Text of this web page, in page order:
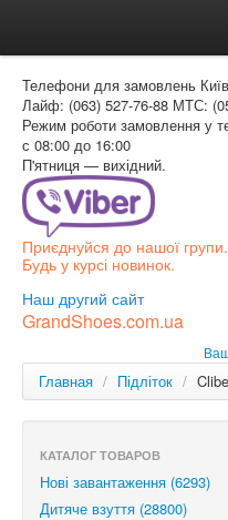
Доставка и оплата
Как заказать
Контакти
Таблиця розмірів
Вхід для покупця
Телефони для замовлень
Лайф: (063) 527-76-88 МТС:
Режим роботи замовлення у
с 08:00 до 16:00
П'ятниця — вихідний.
Приєднуйся до нашої групи.
Будь у курсі новинок.
Наш другий сайт
GrandShoes.com.ua
Главная / Підліток /
КАТАЛОГ ТОВАРОВ
Нові завантаження (6293)
Дитяче взуття (28800)